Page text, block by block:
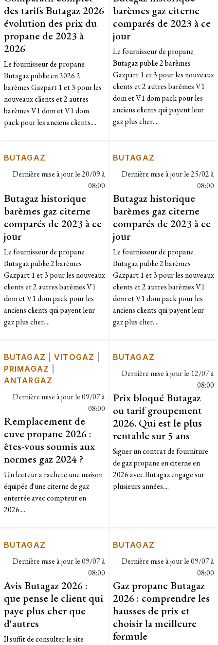
des tarifs Butagaz 2026
évolution des prix du
propane de 2023 à
2026
Le fournisseur de propane
Butagaz publie en 2026 2
barèmes Gazpart 1 et 3 pour les
nouveaux clients et 2 autres
barèmes V1 dom et V1 dom
pack pour les anciens clients....
barèmes gaz citerne
comparés de 2023 à ce
jour
Le fournisseur de propane
Butagaz publie 2 barèmes
Gazpart 1 et 3 pour les nouveaux
clients et 2 autres barèmes V1
dom et V1 dom pack pour les
anciens clients qui payent leur
gaz plus cher....
BUTAGAZ
Dernière mise à jour le20/09 à
08:00
Butagaz historique
barèmes gaz citerne
comparés de 2023 à ce
jour
Le fournisseur de propane
Butagaz publie 2 barèmes
Gazpart 1 et 3 pour les nouveaux
clients et 2 autres barèmes V1
dom et V1 dom pack pour les
anciens clients qui payent leur
gaz plus cher....
BUTAGAZ
Dernière mise à jour le25/02 à
08:00
Butagaz historique
barèmes gaz citerne
comparés de 2023 à ce
jour
Le fournisseur de propane
Butagaz publie 2 barèmes
Gazpart 1 et 3 pour les nouveaux
clients et 2 autres barèmes V1
dom et V1 dom pack pour les
anciens clients qui payent leur
gaz plus cher....
BUTAGAZ |VITOGAZ
PRIMAGAZ
ANTARGAZ
Dernière mise à jour le09/07 à
08:00
Remplacement de
cuve propane 2026 :
êtes-vous soumis aux
normes gaz 2024 ?
Un lecteur a racheté une maison
équipée d'une citerne de gaz
enterrée avec compteur en
2026....
BUTAGAZ
Dernière mise à jour le 12/07 à
08:00
Prix bloqué Butagaz
ou tarif groupement
2026. Qui est le plus
rentable sur 5 ans
Signer un contrat de fourniture
de gaz propane en citerne en
2026 avec Butagaz engage sur
plusieurs années....
BUTAGAZ
Dernière mise à jour le09/07 à
08:00
Avis Butagaz 2026 :
que pense le client qui
paye plus cher que
d'autres
Il suffit de consulter le site
BUTAGAZ
Dernière mise à jour le09/07 à
08:00
Gaz propane Butagaz
2026 : comprendre les
hausses de prix et
choisir la meilleure
formule